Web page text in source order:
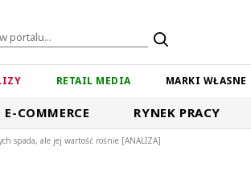
RETAIL MEDIA MARKI WŁASNE
E-COMMERCE RYNEK PRACY
spada, ale jej wartość rośnie [ANALIZA]